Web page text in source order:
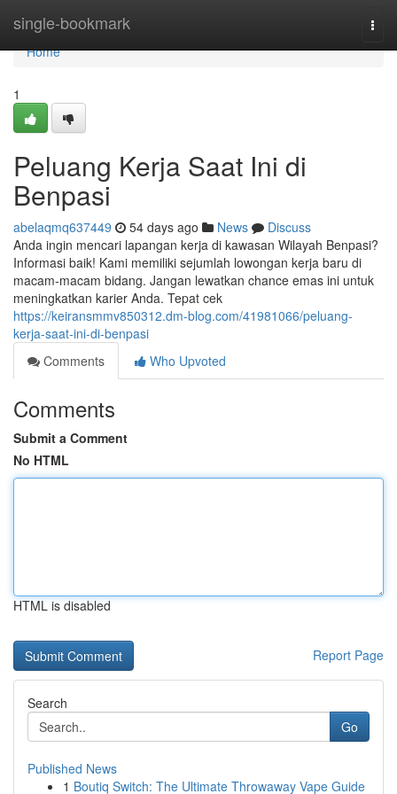
single-bookmark
Home
Home
1
Peluang Kerja Saat Ini di
Benpasi
abelaqmq637449 54 days ago News
Discuss
Anda ingin mencari lapangan kerja di kawasan Wilayah Benpasi?
Informasi baik! Kami memiliki sejumlah lowongan kerja baru di
macam-macam bidang. Jangan lewatkan chance emas ini untuk
meningkatkan karier Anda. Tepat cek
https://keiransmmv850312.dm-blog.com/41981066/peluang-
kerja-saat-ini-di-benpasi
Comments
Who Upvoted
Comments
Submit a Comment
No HTML
HTML is disabled
Report Page
Search
Go
Published News
1 Boutiq Switch: The Ultimate Throwaway Vape Guide